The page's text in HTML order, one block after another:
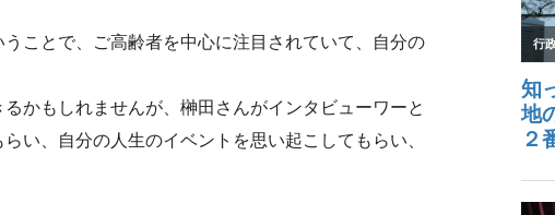
ことで、ご高齢者を中心に注目されていて、自分の
かもしれませんが、榊田さんがインタビューワーと
い、自分の人生のイベントを思い起こしてもらい、